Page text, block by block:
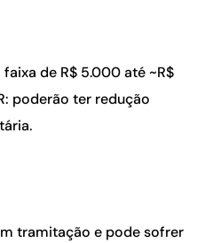
de R$ 5.000 até ~R$
poderão ter redução
tramitação e pode sofrer